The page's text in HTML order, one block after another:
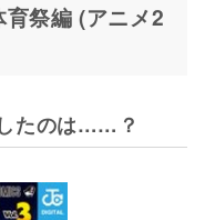
祭編 (アニメ2
たのは……？